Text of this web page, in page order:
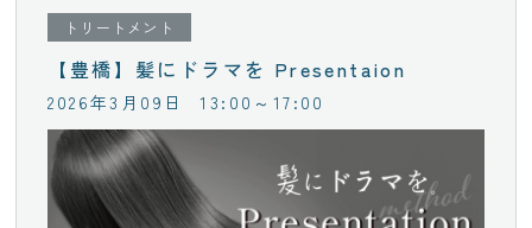
トリートメント
【豊橋】髪にドラマを Presentaion
2026年3月09日 13:00～17:00